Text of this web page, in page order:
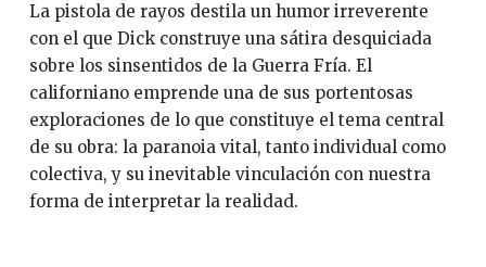
La pistola de rayos destila un humor irreverente
con el que Dick construye una sátira desquiciada
sobre los sinsentidos de la Guerra Fría. El
californiano emprende una de sus portentosas
exploraciones de lo que constituye el tema central
de su obra: la paranoia vital, tanto individual como
colectiva, y su inevitable vinculación con nuestra
forma de interpretar la realidad.